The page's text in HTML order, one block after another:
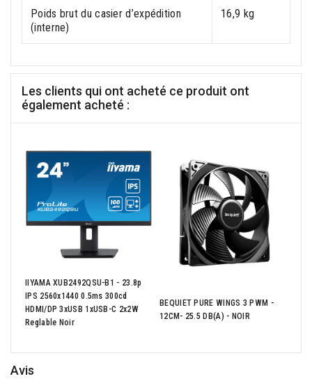
Poids brut du casier d’expédition
(interne)
16,9 kg
Les clients qui ont acheté ce produit ont
également acheté :
IIYAMA XUB2492QSU-B1 - 23.8p
IPS 2560x1440 0.5ms 300cd
HDMI/DP 3xUSB 1xUSB-C 2x2W
Reglable Noir
BEQUIET PURE WINGS 3 PWM -
12CM- 25.5 DB(A) - NOIR
Avis